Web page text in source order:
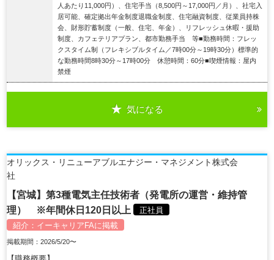
人あたり11,000円）、住宅手当（8,500円～17,000円／月）、社宅入
居可能、確定拠出年金制度退職金制度、住宅融資制度、従業員持株
会、財形貯蓄制度（一般、住宅、年金）、リフレッシュ休暇・援助
制度、カフェテリアプラン、都市勤務手当 等■勤務時間：フレッ
クスタイム制（フレキシブルタイム／7時00分～19時30分）標準的
な勤務時間8時30分～17時00分 休憩時間：60分■喫煙情報：屋内
禁煙
気になる
オリックス・リニューアブルエナジー・マネジメント株式会
社
【宮城】第3種電気主任技術者（発電所の運営・維持管
理） ※年間休日120日以上
正社員
紹介： イーキャリアFAに掲載
掲載期間：2026/5/20〜